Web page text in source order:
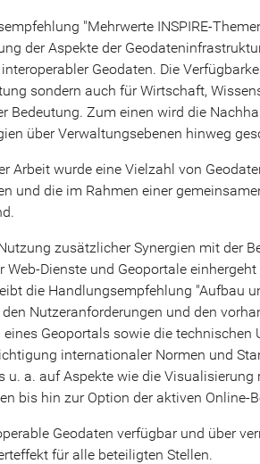
"Mehrwerte INSPIRE-
der Aspekte der
Geodaten. Die
sondern auch für Wirtschaft,
Bedeutung. Zum einen wird die
über Verwaltungsebenen hinweg
Arbeit wurde eine Vielzahl von
und die im Rahmen einer
zusätzlicher Synergien mit der
Web-Dienste und Geoportale
die Handlungsempfehlung "Aufbau
Nutzeranforderungen und den
eines Geoportals sowie die
internationaler Normen und
u. a. auf Aspekte wie die
bis hin zur Option der aktiven Online-
Geodaten verfügbar und über
für alle beteiligten Stellen.